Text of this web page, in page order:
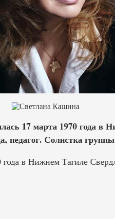
17 марта 1970 года в
педагог. Солистка
в Нижнем Тагиле